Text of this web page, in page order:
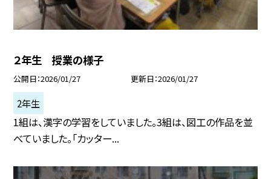
２年生 授業の様子
公開日 2026/01/27 更新日 2026/01/27
2年生
1組は、漢字の学習をしていました。3組は、図工の作品を並
べていました。「カッター...